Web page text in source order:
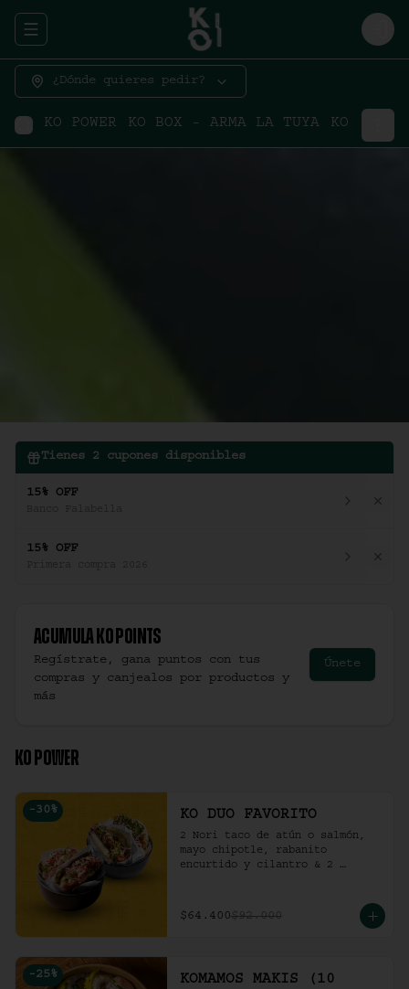
Abrir menu de navegación
¿Dónde quieres pedir?
KO POWER KO BOX - ARMA LA TUYA KO BOX -
Tienes 2 cupones disponibles
15% OFF
15% OFF
Primera compra 2026
Acumula Ko Points
Regístrate, gana puntos con tus
compras y canjealos por productos y
más
Únete
KO POWER
-30 % KO DUO FAVORITO
2 Nori taco de atún o salmón,
mayo chipotle, rabanito
encurtido y cilantro & 2
picante en bao buns.
$64.400$92.000
-25 %
KOMAMOS MAKIS (10